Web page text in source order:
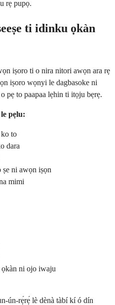
rẹ pupọ.
ti idinku ọkàn
iṣoro ti o nira nitori awọn ara rẹ
iṣoro wọnyi le dagbasoke ni
pẹ to paapaa lẹhin ti itọju bẹrẹ.
pẹlu:
to
dara
ni awọn iṣọn
mimi
ni ojo iwaju
ún-rẹ́rẹ́ lè dènà tàbí kí ó dín